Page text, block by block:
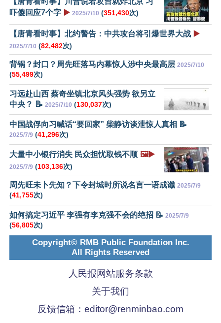
吓傻回应7个字 ▶️ 2025/7/10 (351,430次)
【唐青看时事】北约警告：中共攻台将引爆世界大战 ▶️
2025/7/10 (82,482次)
背锅？封口？周先旺落马内幕惊人涉中央最高层 2025/7/10
(55,499次)
习远赴山西 蔡奇坐镇北京风头强势 欲另立
中央？ 📝 2025/7/10 (130,037次)
中国战俘向习喊话“要回家” 柴静访谈泄惊人真相 📝
2025/7/9 (41,296次)
大量中小银行消失 民众担忧取钱不顺 🖼️▶️
2025/7/9 (103,136次)
周先旺未卜先知？下令封城时所说名言一语成谶 2025/7/9
(41,755次)
如何搞定习近平 李强有李克强不会的绝招 📝 2025/7/9
(56,805次)
Copyright© RMB Public Foundation Inc.
All Rights Reserved
人民报网站服务条款
关于我们
反馈信箱： editor@renminbao.com